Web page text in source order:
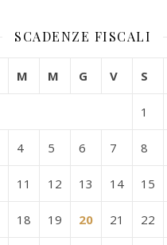
SCADENZE FISCALI
M M G V S
1
4 5 6 7 8
11 12 13 14 15
18 19 20 21 22